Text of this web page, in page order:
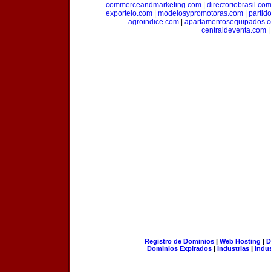
commerceandmarketing.com| directoriobrasil.com
exportelo.com
modelosypromotoras.com
agroindice.com
centraldeventa.com|
Registro de Dominios| Web Hosting |
Dominios Expirados | Industrias |